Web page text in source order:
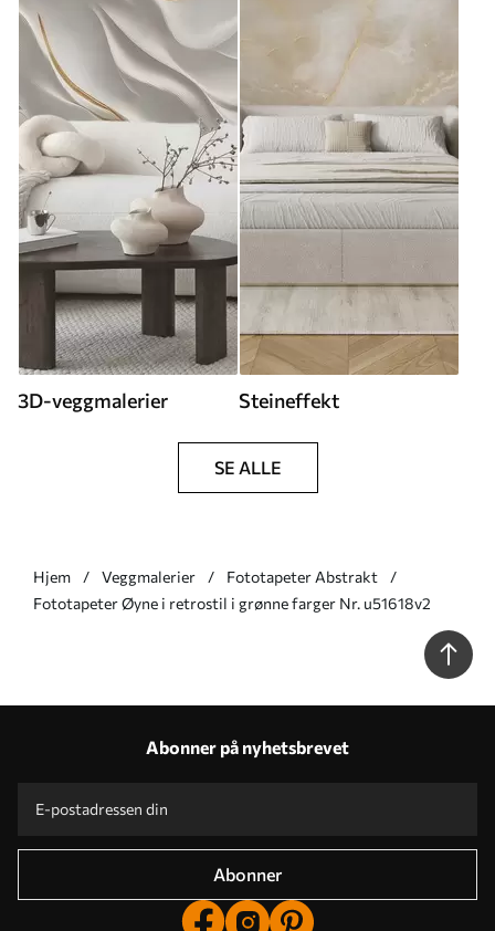
3D-veggmalerier Steineffekt
SE ALLE
Hjem Veggmalerier
Fototapeter Abstrakt
Fototapeter Øyne i retrostil i grønne farger Nr. u51618v2
Abonner på nyhetsbrevet
Abonner